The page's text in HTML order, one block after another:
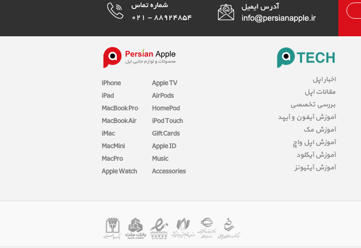
iPhone
iPad
MacBook Pro
MacBook Air
iMac
MacMini
MacPro
Apple Watch
Apple TV
AirPods
HomePod
iPod Touch
Gift Cards
Apple ID
Music
Accessories
اخبار اپل
مقالات اپل
بررسی تخصصی
آموزش آیفون و آیپد
آموزش مک
آموزش اپل واچ
آموزش آیکلود
آموزش آیتیونز